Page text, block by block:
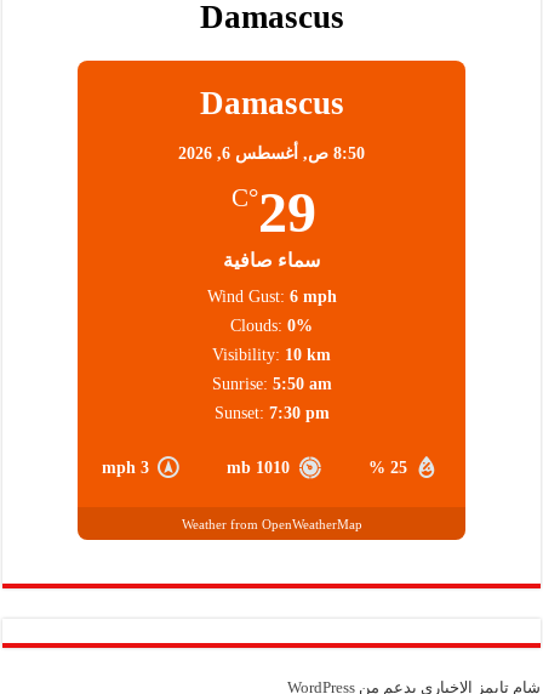
Damascus
Damascus
8:50 ص, أغسطس 6, 2026
29
°C
سماء صافية
25 %
1010 mb
3 mph
Wind Gust: 6 mph
Clouds: 0%
Visibility: 10 km
Sunrise: 5:50 am
Sunset: 7:30 pm
Weather from OpenWeatherMap
شام تايمز الإخباري بدعم منWordPress